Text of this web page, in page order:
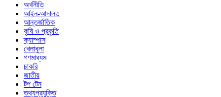
অর্থনীতি
আইন-আদালত
আন্তর্জাতিক
কৃষি ও প্রকৃতি
ক্যাম্পাস
খেলাধুলা
গণমাধ্যম
চাকরি
জাতীয়
টপ টেন
তথ্যপ্রযুক্তি